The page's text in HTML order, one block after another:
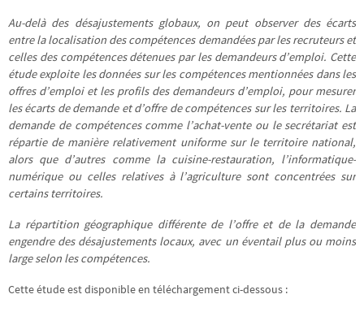
Au-delà des désajustements globaux, on peut observer des écarts
entre la localisation des compétences demandées par les recruteurs et
celles des compétences détenues par les demandeurs d’emploi. Cette
étude exploite les données sur les compétences mentionnées dans les
offres d’emploi et les profils des demandeurs d’emploi, pour mesurer
les écarts de demande et d’offre de compétences sur les territoires. La
demande de compétences comme l’achat-vente ou le secrétariat est
répartie de manière relativement uniforme sur le territoire national,
alors que d’autres comme la cuisine-restauration, l’informatique-
numérique ou celles relatives à l’agriculture sont concentrées sur
certains territoires.
La répartition géographique différente de l’offre et de la demande
engendre des désajustements locaux, avec un éventail plus ou moins
large selon les compétences.
Cette étude est disponible en téléchargement ci-dessous :